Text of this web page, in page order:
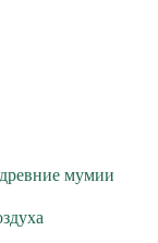
мумии